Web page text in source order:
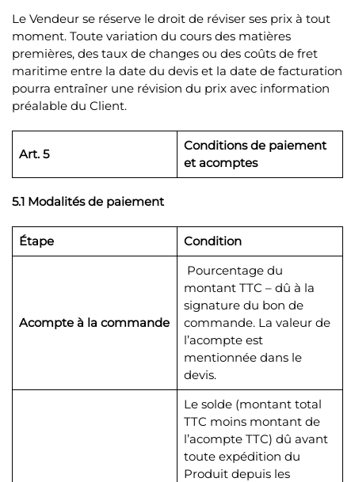
Le Vendeur se réserve le droit de réviser ses prix à tout
moment. Toute variation du cours des matières
premières, des taux de changes ou des coûts de fret
maritime entre la date du devis et la date de facturation
pourra entraîner une révision du prix avec information
préalable du Client.
Art. 5
Conditions de paiement
et acomptes
5.1 Modalités de paiement
Étape Condition
Acompte à la commande
Pourcentage du
montant TTC – dû à la
signature du bon de
commande. La valeur de
l’acompte est
mentionnée dans le
devis.
Le solde (montant total
TTC moins montant de
l’acompte TTC) dû avant
toute expédition du
Produit depuis les